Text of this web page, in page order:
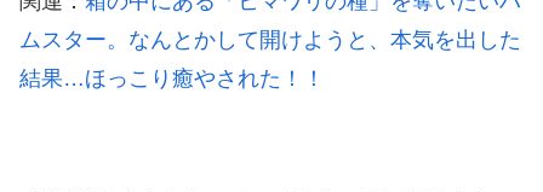
ムスター。なんとかして開けようと、本気を出した
結果…ほっこり癒やされた！！